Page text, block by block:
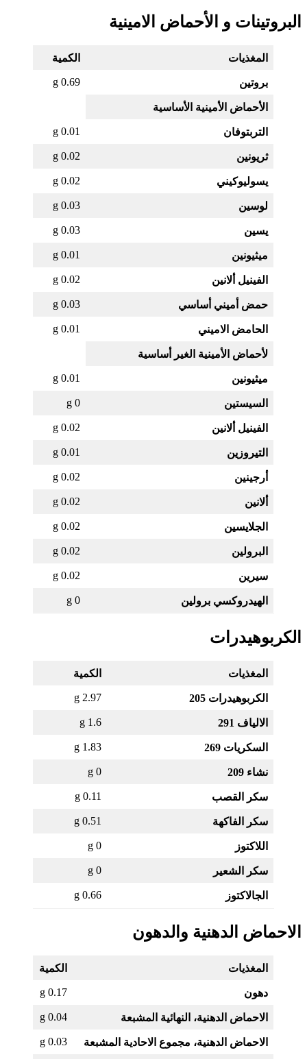
البروتينات و الأحماض الامينية
المغذيات الكمية
بروتين 0.69 g
الأحماض الأمينية الأساسية
التربتوفان 0.01 g
ثريونين 0.02 g
يسوليوكيني 0.02 g
لوسين 0.03 g
يسين 0.03 g
ميثيونين 0.01 g
الفينيل ألانين 0.02 g
حمض أميني أساسي 0.03 g
الحامض الاميني 0.01 g
لأحماض الأمينية الغير أساسية
ميثيونين 0.01 g
السيستين 0 g
الفينيل ألانين 0.02 g
التيروزين 0.01 g
أرجينين 0.02 g
ألانين 0.02 g
الجلايسين 0.02 g
البرولين 0.02 g
سيرين 0.02 g
الهيدروكسي برولين 0 g
الكربوهيدرات
المغذيات الكمية
الكربوهيدرات 205 2.97 g
الالياف 291 1.6 g
السكريات 269 1.83 g
نشاء 209 0 g
سكر القصب 0.11 g
سكر الفاكهة 0.51 g
اللاكتوز 0 g
سكر الشعير 0 g
الجالاكتوز 0.66 g
الاحماض الدهنية والدهون
المغذيات الكمية
دهون 0.17 g
الاحماض الدهنية، النهائية المشبعة 0.04 g
الاحماض الدهنية، مجموع الاحادية المشبعة 0.03 g